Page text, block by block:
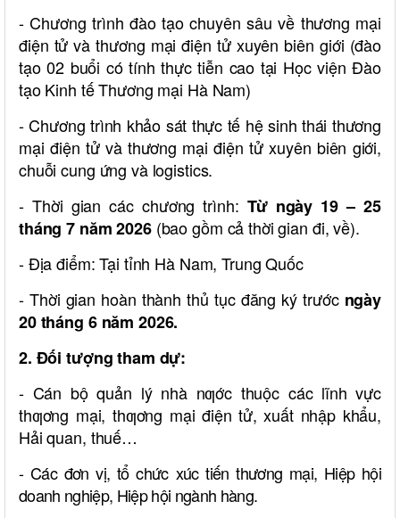
- Chương trình đào tạo chuyên sâu về thương mại
điện tử và thương mại điện tử xuyên biên giới (đào
tạo 02 buổi có tính thực tiễn cao tại Học viện Đào
tạo Kinh tế Thương mại Hà Nam)
- Chương trình khảo sát thực tế hệ sinh thái thương
mại điện tử và thương mại điện tử xuyên biên giới,
chuỗi cung ứng và logistics.
- Thời gian các chương trình: Từ ngày 19 – 25
tháng 7 năm 2026(bao gồm cả thời gian đi, về).
- Địa điểm: Tại tỉnh Hà Nam, Trung Quốc
- Thời gian hoàn thành thủ tục đăng ký trước ngày
20 tháng 6 năm 2026.
2. Đối tượng tham dự:
- Cán bộ quản lý nhà nƣớc thuộc các lĩnh vực
thƣơng mại, thƣơng mại điện tử, xuất nhập khẩu,
Hải quan, thuế…
- Các đơn vị, tổ chức xúc tiến thương mại, Hiệp hội
doanh nghiệp, Hiệp hội ngành hàng.